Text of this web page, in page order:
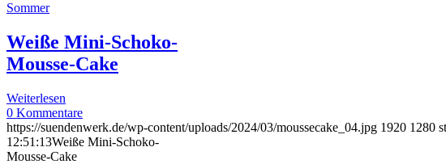
Sommer
Weiße Mini-Schoko-
Mousse-Cake
Weiterlesen
0 Kommentare
https://suendenwerk.de/wp-content/uploads/2024/03/moussecake_04.jpg 1920 1280
12:51:13Weiße Mini-Schoko-
Mousse-Cake